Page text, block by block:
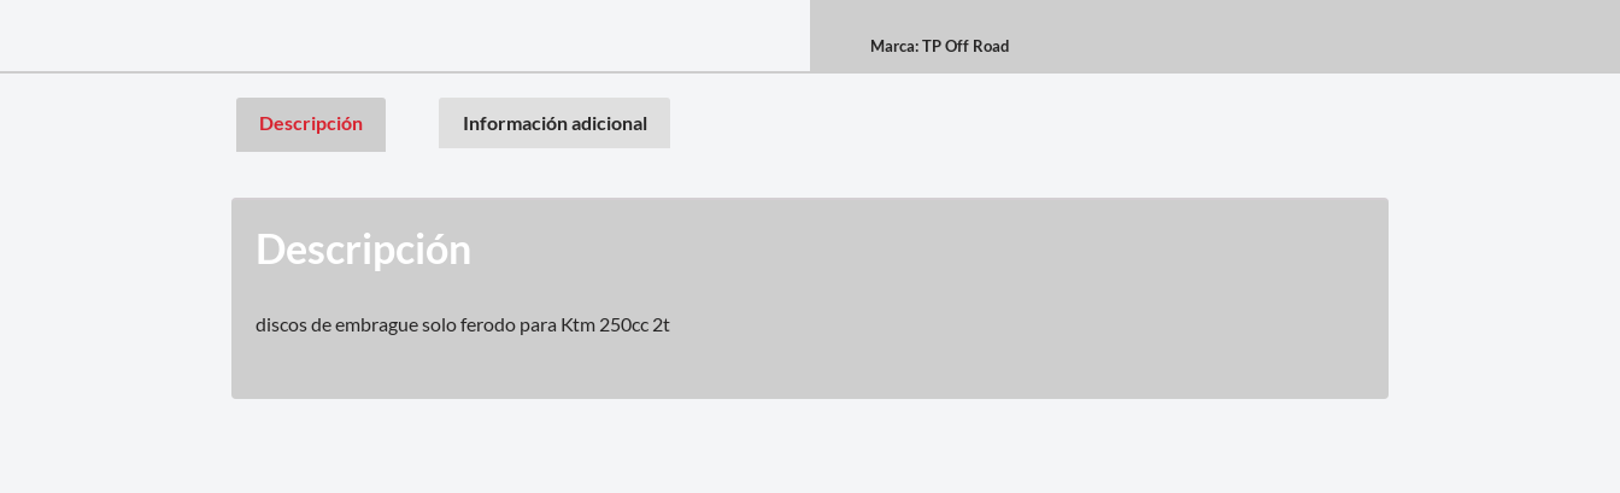
Marca:TP Off Road
Descripción Información adicional
Descripción
discos de embrague solo ferodo para Ktm 250cc 2t